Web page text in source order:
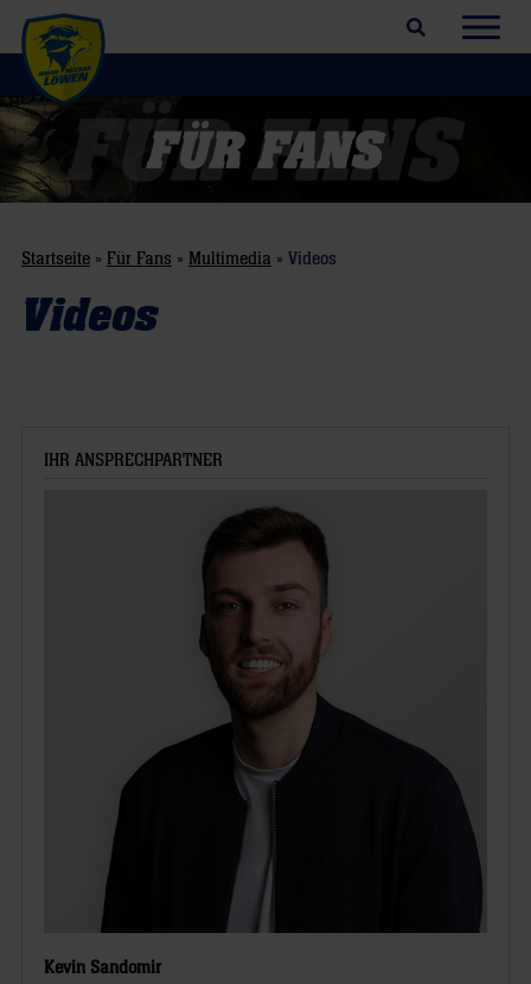
Suchfeld öffnen
Startseite » Für Fans » Multimedia » Videos
Videos
IHR ANSPRECHPARTNER
Kevin Sandomir